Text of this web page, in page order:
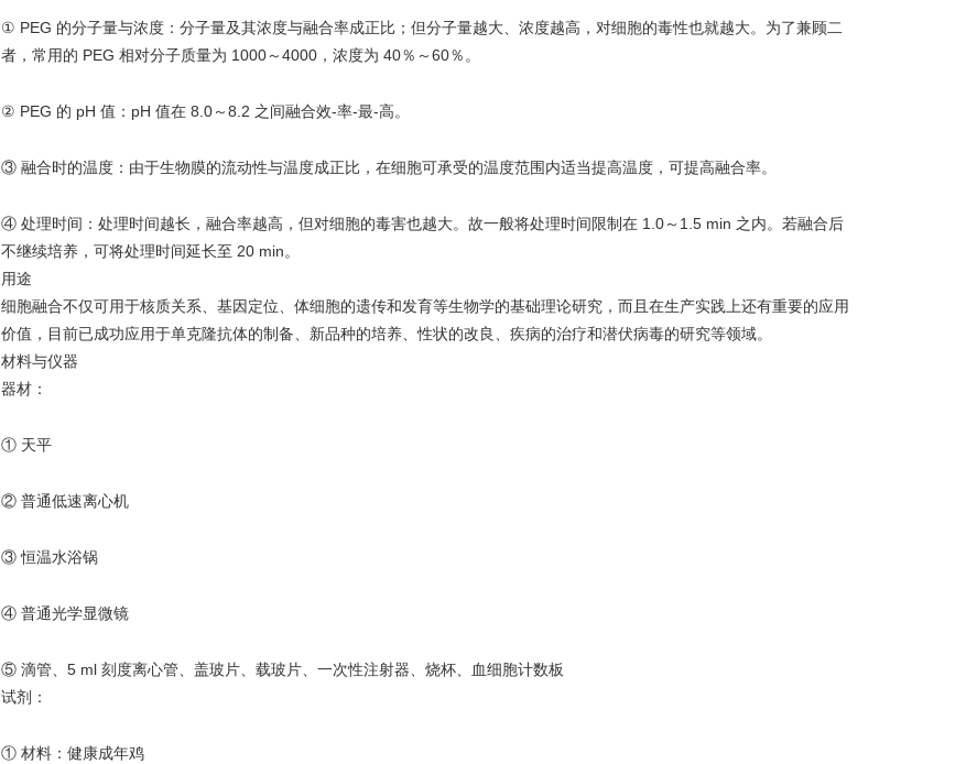
① PEG 的分子量与浓度：分子量及其浓度与融合率成正比；但分子量越大、浓度越高，对细胞的毒性也就越大。为了兼顾二
者，常用的 PEG 相对分子质量为 1000～4000，浓度为 40％～60％。
② PEG 的 pH 值：pH 值在 8.0～8.2 之间融合效-率-最-高。
③ 融合时的温度：由于生物膜的流动性与温度成正比，在细胞可承受的温度范围内适当提高温度，可提高融合率。
④ 处理时间：处理时间越长，融合率越高，但对细胞的毒害也越大。故一般将处理时间限制在 1.0～1.5 min 之内。若融合后
不继续培养，可将处理时间延长至 20 min。
用途
细胞融合不仅可用于核质关系、基因定位、体细胞的遗传和发育等生物学的基础理论研究，而且在生产实践上还有重要的应用
价值，目前已成功应用于单克隆抗体的制备、新品种的培养、性状的改良、疾病的治疗和潜伏病毒的研究等领域。
材料与仪器
器材：
① 天平
② 普通低速离心机
③ 恒温水浴锅
④ 普通光学显微镜
⑤ 滴管、5 ml 刻度离心管、盖玻片、载玻片、一次性注射器、烧杯、血细胞计数板
试剂：
① 材料：健康成年鸡